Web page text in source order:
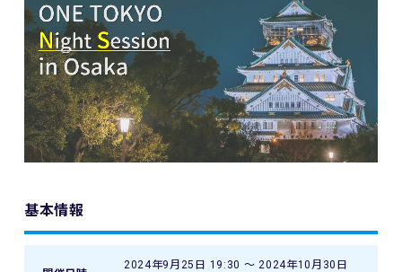
基本情報
2024年9月25日 19:30 〜 2024年10月30日